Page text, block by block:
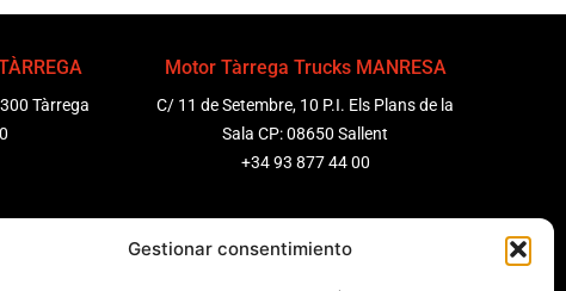
Gestionar consentimiento
Tàrrega
Motor Tàrrega Trucks MANRESA
C/ 11 de Setembre, 10 P.I. Els Plans de la
Sala CP: 08650 Sallent
+34 93 877 44 00
Molanta,
Motor Tàrrega Trucks BARCELONA